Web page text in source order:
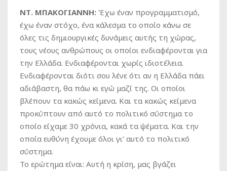
ΝΤ. ΜΠΑΚΟΓΙΑΝΝΗ: Έχω έναν προγραμματισμό,
έχω έναν στόχο, ένα κάλεσμα το οποίο κάνω σε
όλες τις δημιουργικές δυνάμεις αυτής τη χώρας,
τους νέους ανθρώπους οι οποίοι ενδιαφέρονται για
την Ελλάδα. Ενδιαφέρονται χωρίς ιδιοτέλεια.
Ενδιαφέρονται διότι σου λένε ότι αν η Ελλάδα πάει
αδιάβαστη, θα πάω κι εγώ μαζί της. Οι οποίοι
βλέπουν τα κακώς κείμενα. Και τα κακώς κείμενα
προκύπτουν από αυτό το πολιτικό σύστημα το
οποίο είχαμε 30 χρόνια, κακά τα ψέματα. Και την
οποία ευθύνη έχουμε όλοι γι’ αυτό το πολιτικό
σύστημα.
Το ερώτημα είναι: Αυτή η κρίση, μας βγάζει